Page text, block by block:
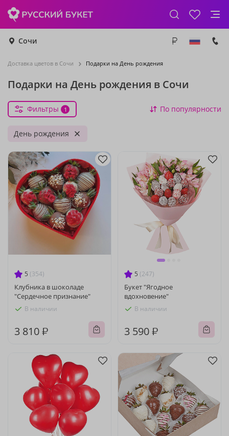
Сочи
Доставка цветов в Сочи Подарки на День рождения
Подарки на День рождения в Сочи
Фильтры 1 По популярности
День рождения
5 (354)
Клубника в шоколаде
"Сердечное признание"
В наличии
3 810 ₽
5 (247)
Букет "Ягодное
вдохновение"
В наличии
3 590 ₽